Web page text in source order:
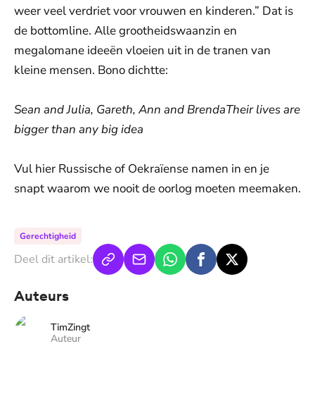
weer veel verdriet voor vrouwen en kinderen.” Dat is
de bottomline. Alle grootheidswaanzin en
megalomane ideeën vloeien uit in de tranen van
kleine mensen. Bono dichtte:
Sean and Julia, Gareth, Ann and BrendaTheir lives are
bigger than any big idea
Vul hier Russische of Oekraïense namen in en je
snapt waarom we nooit de oorlog moeten meemaken.
Gerechtigheid
Deel dit artikel:
Auteurs
TimZingt
Auteur